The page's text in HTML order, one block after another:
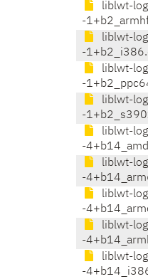
liblwt-
-
liblwt-
-
liblwt-
-
liblwt-
-
liblwt-
-
liblwt-
-
liblwt-
-
liblwt-
-
liblwt-
-